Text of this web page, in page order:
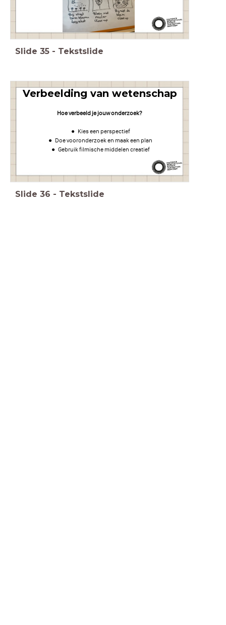
Slide 35 - Tekstslide
Verbeelding van wetenschap
Hoe verbeeld je jouw onderzoek?
Kies een perspectief
Doe vooronderzoek en maak een plan
Gebruik filmische middelen creatief
Slide 36 - Tekstslide